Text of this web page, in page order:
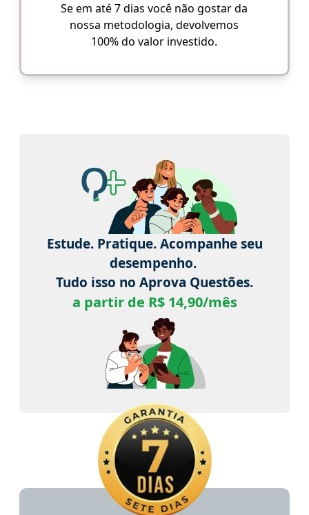
Se em até 7 dias você não gostar da
nossa metodologia, devolvemos
100% do valor investido.
Estude. Pratique. Acompanhe seu
desempenho.
Tudo isso no Aprova Questões.
a partir de R$ 14,90/mês